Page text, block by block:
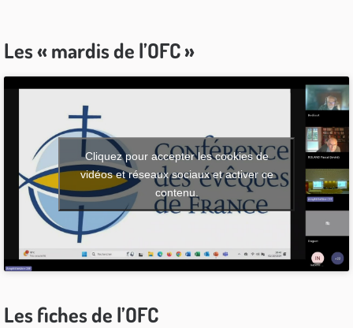
Les « mardis de l’OFC »
Cliquez pour accepter les cookies de
vidéos et réseaux sociaux et activer ce
contenu.
Les fiches de l’OFC